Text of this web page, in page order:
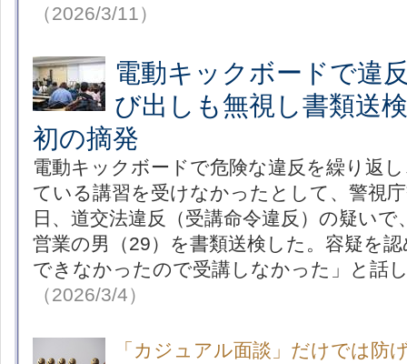
（2026/3/11）
電動キックボードで違
び出しも無視し書類送
初の摘発
電動キックボードで危険な違反を繰り返
ている講習を受けなかったとして、警視
日、道交法違反（受講命令違反）の疑い
営業の男（29）を書類送検した。容疑を
できなかったので受講しなかった」と話
（2026/3/4）
「カジュアル面談」だけでは防